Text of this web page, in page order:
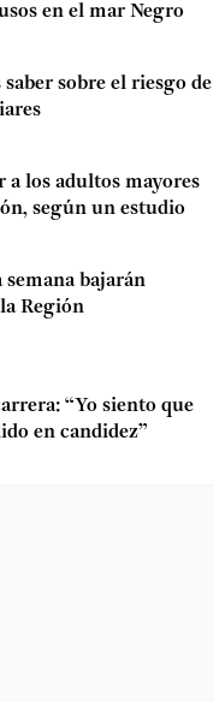
en el mar Negro
sobre el riesgo de
a los adultos mayores
según un estudio
semana bajarán
Región
“Yo siento que
en candidez”